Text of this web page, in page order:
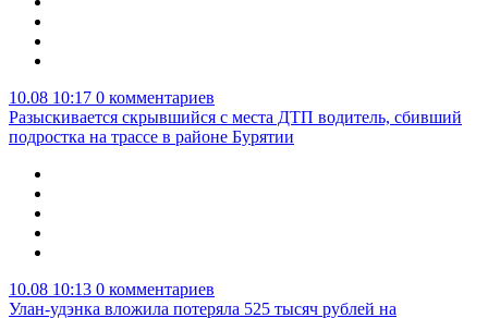
10.08 10:17 0 комментариев
Разыскивается скрывшийся с места ДТП водитель, сбивший
подростка на трассе в районе Бурятии
10.08 10:13 0 комментариев
Улан-удэнка вложила потеряла 525 тысяч рублей на